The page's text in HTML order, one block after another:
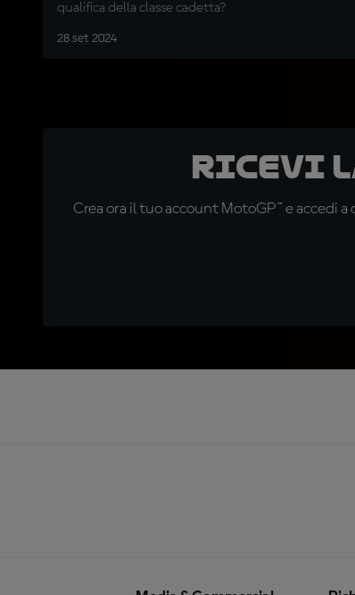
qualifica della classe cadetta?
28 set 2024
Ricevi
Crea ora il tuo account MotoGP™ e accedi